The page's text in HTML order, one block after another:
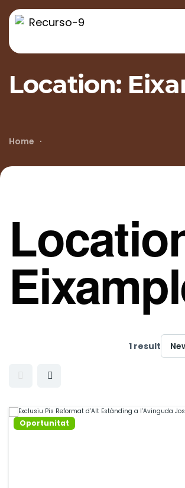
Location:
Home
1 result
Oportunitat